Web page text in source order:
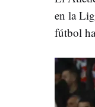
en la
fútbol